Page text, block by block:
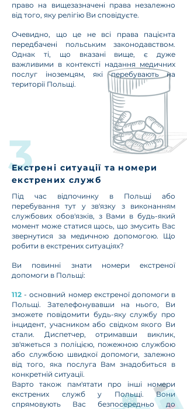
право на вищезазначені права незалежно
від того, яку релігію Ви сповідуєте.
Очевидно, що це не всі права пацієнта
передбачені польським законодавством.
Однак ті, що вказані вище, є дуже
важливими в контексті надання медичних
послуг іноземцям, які перебувають на
території Польщі.
Екстрені ситуації та номери
екстрених служб
Під час відпочинку в Польщі або
перебування тут у зв'язку з виконанням
службових обов'язків, з Вами в будь-який
момент може статися щось, що змусить Вас
звернутися за медичною допомогою. Що
робити в екстрених ситуаціях?
Ви повинні знати номери екстреної
допомоги в Польщі:
112- основний номер екстреної допомоги в
Польщі. Зателефонувавши на нього, Ви
зможете повідомити будь-яку службу про
інцидент, учасником або свідком якого Ви
стали. Диспетчер, отримавши виклик,
зв'яжеться з поліцією, пожежною службою
або службою швидкої допомоги, залежно
від того, яка послуга Вам знадобиться в
конкретній ситуації.
Варто також пам'ятати про інші номери
екстрених служб у Польщі. Вони
спрямовують Вас безпосередньо до